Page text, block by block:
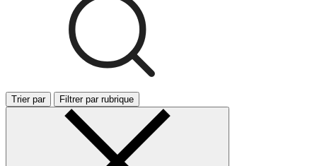
Trier par Filtrer par rubrique